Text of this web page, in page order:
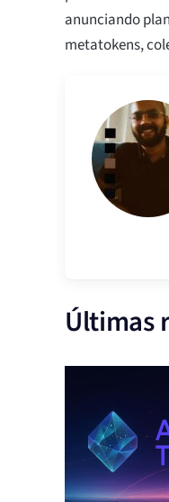
anunciando
metatokens,
Últimas